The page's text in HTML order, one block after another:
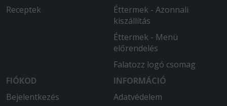
Receptek
Éttermek - Azonnali
kiszállítás
Éttermek - Menü
előrendelés
Falatozz logó csomag
FIÓKOD
Bejelentkezés
INFORMÁCIÓ
Adatvédelem